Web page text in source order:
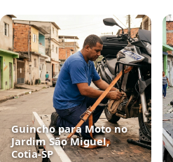
Guincho para Moto no
Jardim São Miguel,
Cotia‑SP